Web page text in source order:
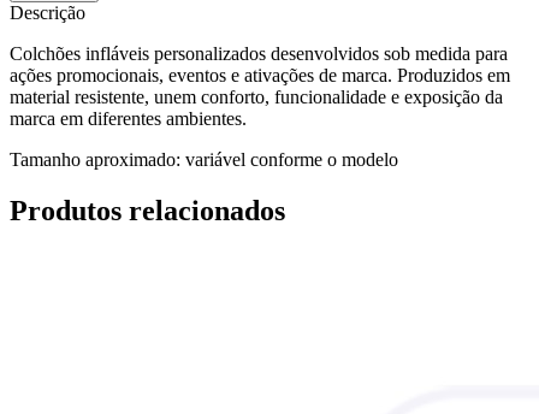
Descrição
Colchões infláveis personalizados desenvolvidos sob medida para
ações promocionais, eventos e ativações de marca. Produzidos em
material resistente, unem conforto, funcionalidade e exposição da
marca em diferentes ambientes.
Tamanho aproximado: variável conforme o modelo
Produtos relacionados